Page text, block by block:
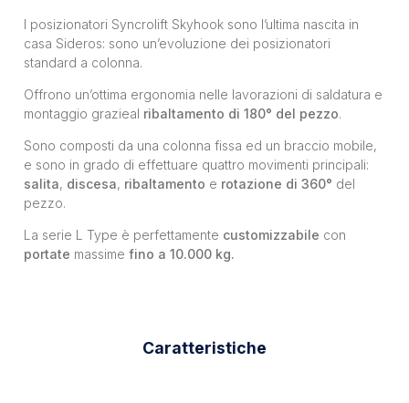
I posizionatori Syncrolift Skyhook sono l’ultima nascita in
casa Sideros: sono un’evoluzione dei posizionatori
standard a colonna.
Offrono un’ottima ergonomia nelle lavorazioni di saldatura e
montaggio grazieal ribaltamento di 180° del pezzo.
Sono composti da una colonna fissa ed un braccio mobile,
e sono in grado di effettuare quattro movimenti principali:
salita, discesa, ribaltamento e rotazione di 360° del
pezzo.
La serie L Type è perfettamente customizzabile con
portate massimefino a 10.000 kg.
Caratteristiche